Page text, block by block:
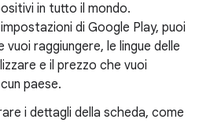
in tutto il mondo.
di Google Play, puoi
vuoi raggiungere, le lingue delle
e il prezzo che vuoi
paese.
i dettagli della scheda, come